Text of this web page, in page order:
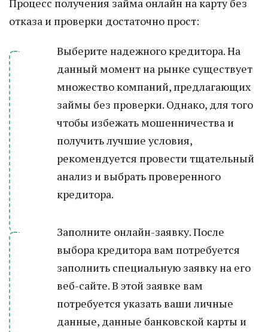
Процесс получения займа онлайн на карту без
отказа и проверки достаточно прост:
Выберите надежного кредитора. На
данный момент на рынке существует
множество компаний, предлагающих
займы без проверки. Однако, для того
чтобы избежать мошенничества и
получить лучшие условия,
рекомендуется провести тщательный
анализ и выбрать проверенного
кредитора.
Заполните онлайн-заявку. После
выбора кредитора вам потребуется
заполнить специальную заявку на его
веб-сайте. В этой заявке вам
потребуется указать ваши личные
данные, данные банковской карты и